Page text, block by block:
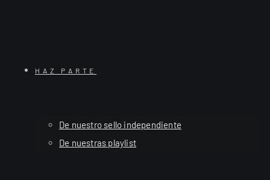
HAZ PARTE
De nuestro sello independiente
De nuestras playlist